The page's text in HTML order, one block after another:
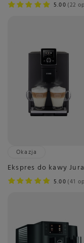
5.00 22
Okazja
Ekspres do kawy
5.00 41